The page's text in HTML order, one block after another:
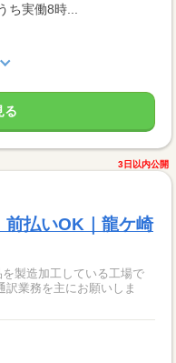
ち実働8時...
る
3日以内公開
前払いOK｜龍ケ崎
製造加工している工場で
業務を主にお願いしま